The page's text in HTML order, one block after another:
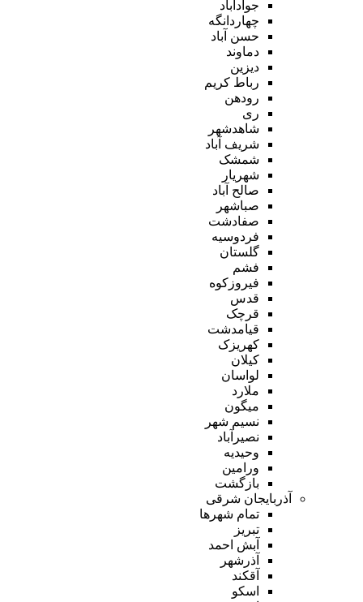
جوادآباد
چهاردانگه
حسن آباد
دماوند
دیزین
رباط کریم
رودهن
ری
شاهدشهر
شریف آباد
شمشک
شهریار
صالح آباد
صباشهر
صفادشت
فردوسیه
گلستان
فشم
فیروزکوه
قدس
قرچک
قیامدشت
کهریزک
کیلان
لواسان
ملارد
میگون
نسیم شهر
نصیرآباد
وحیدیه
ورامین
بازگشت
آذربایجان شرقی
تمام شهر‌ها
تبریز
آبش احمد
آذرشهر
آقکند
اسکو